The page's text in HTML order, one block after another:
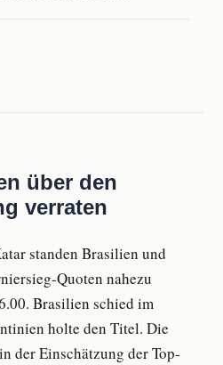
über den
verraten
standen Brasilien und
Quoten nahezu
Brasilien schied im
holte den Titel. Die
der Einschätzung der Top-